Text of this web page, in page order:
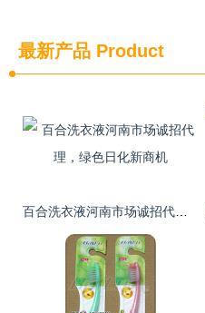
最新产品 Product